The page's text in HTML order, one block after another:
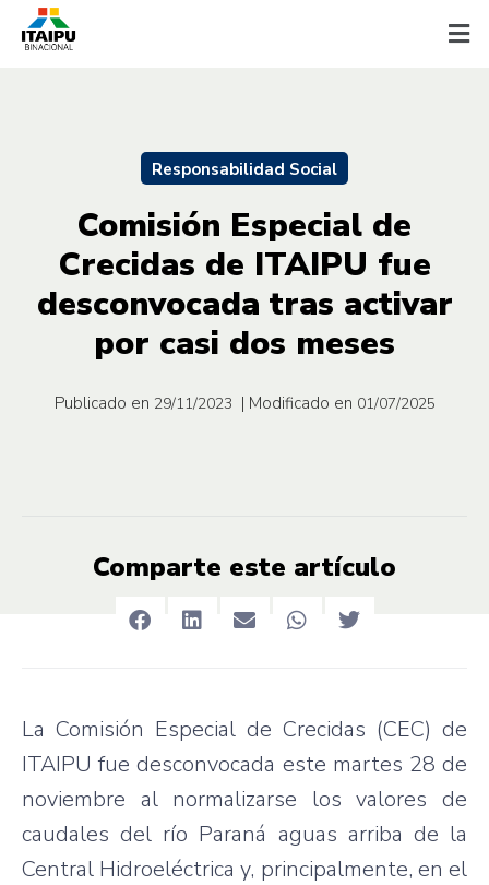
Responsabilidad Social
Comisión Especial de
Crecidas de ITAIPU fue
desconvocada tras activar
por casi dos meses
Publicado en 29/11/2023 | Modificado en 01/07/2025
Comparte este artículo
La Comisión Especial de Crecidas (CEC) de
ITAIPU fue desconvocada este martes 28 de
noviembre al normalizarse los valores de
caudales del río Paraná aguas arriba de la
Central Hidroeléctrica y, principalmente, en el